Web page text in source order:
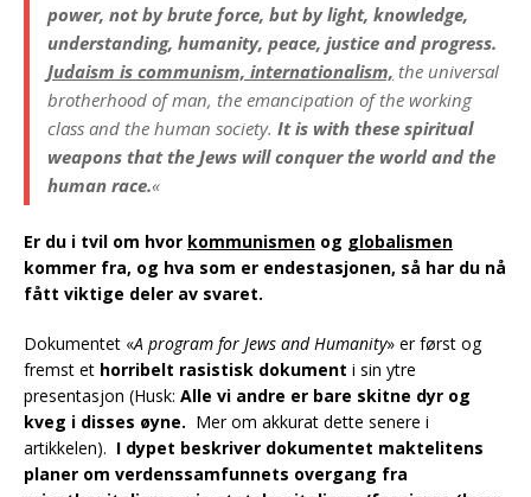
power, not by brute force, but by light, knowledge,
understanding, humanity, peace, justice and progress.
Judaism is communism, internationalism, the universal
brotherhood of man, the emancipation of the working
class and the human society. It is with these spiritual
weapons that the Jews will conquer the world and the
human race.«
Er du i tvil om hvor kommunismen og globalismen
kommer fra, og hva som er endestasjonen, så har du nå
fått viktige deler av svaret.
Dokumentet «A program for Jews and Humanity» er først og
fremst et horribelt rasistisk dokument i sin ytre
presentasjon (Husk: Alle vi andre er bare skitne dyr og
kveg i disses øyne. Mer om akkurat dette senere i
artikkelen). I dypet beskriver dokumentet maktelitens
planer om verdenssamfunnets overgang fra